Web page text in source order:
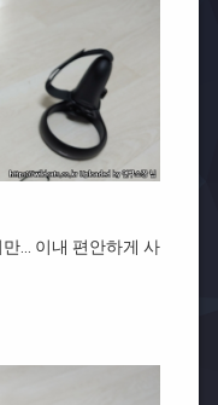
… 이내 편안하게 사